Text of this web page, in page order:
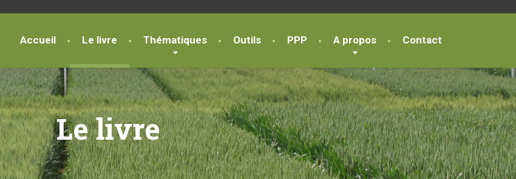
Accueil Le livre Thématiques Outils PPP A propos Contact
Le livre